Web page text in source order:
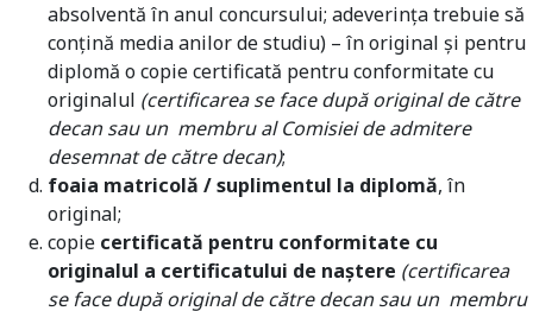
absolventă în anul concursului; adeverinţa trebuie să
conţină media anilor de studiu) – în original şi pentru
diplomă o copie certificată pentru conformitate cu
originalul (certificarea se face după original de către
decan sau un membru al Comisiei de admitere
desemnat de către decan);
foaia matricolă / suplimentul la diplomă, în
original;
copie certificată pentru conformitate cu
originalul a certificatului de naştere (certificarea
se face după original de către decan sau un membru